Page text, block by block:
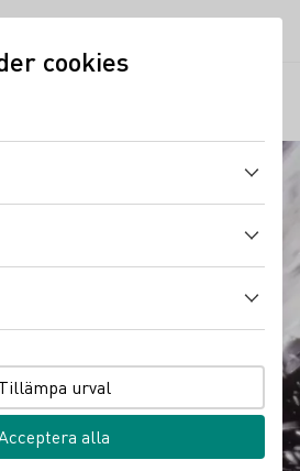
cookies
Tillämpa urval
alla